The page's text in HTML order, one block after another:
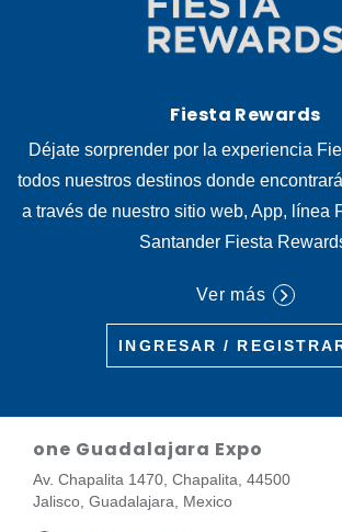
Fiesta Rewards
Déjate sorprender por la experiencia
todos nuestros destinos donde
a través de nuestro sitio web, App, línea
Santander Fiesta
Ver más
INGRESAR /
one Guadalajara Expo
Av. Chapalita 1470, Chapalita, 44500
Jalisco, Guadalajara, Mexico